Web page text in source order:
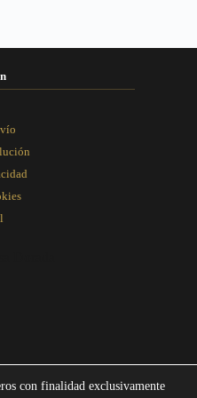
producto
con finalidad exclusivamente